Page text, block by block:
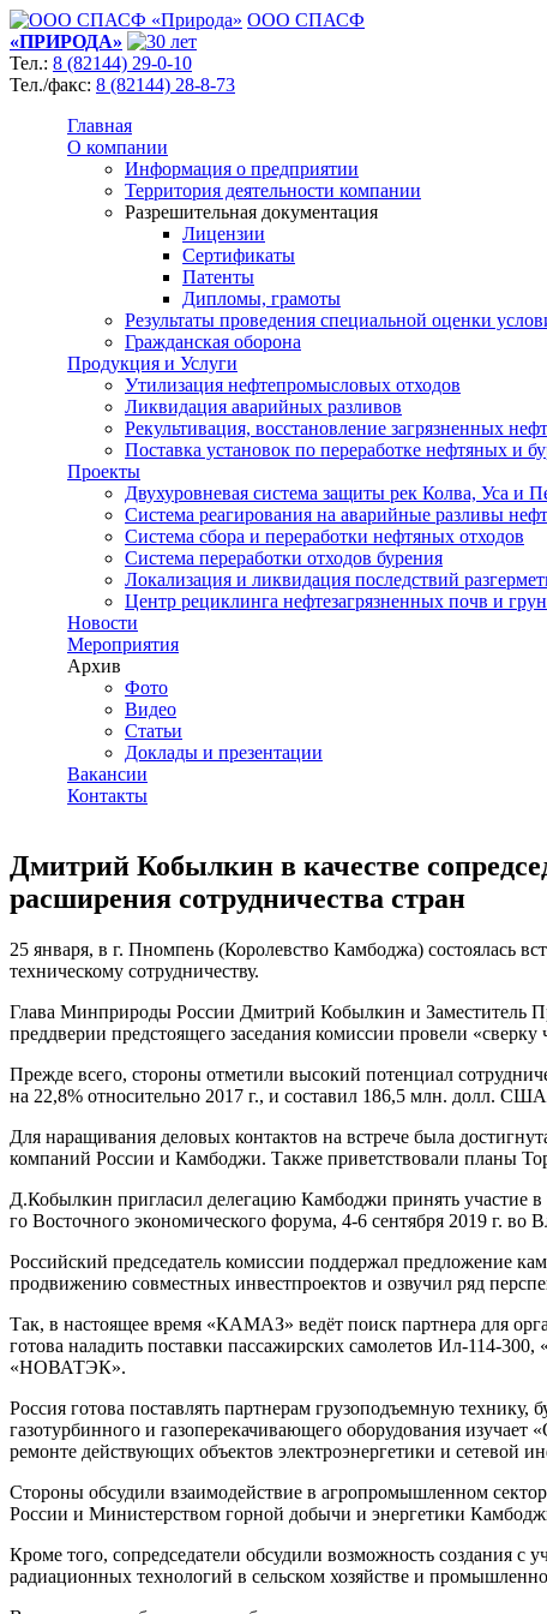
ООО СПАСФ
«ПРИРОДА»
Тел.: 8 (82144) 29-0-10
Тел./факс: 8 (82144) 28-8-73
Главная
О компании
Информация о предприятии
Территория деятельности компании
Разрешительная документация
Лицензии
Сертификаты
Патенты
Дипломы, грамоты
Результаты проведения специальной оценки
Гражданская оборона
Продукция и Услуги
Утилизация нефтепромысловых отходов
Ликвидация аварийных разливов
Рекультивация, восстановление загрязненных
Поставка установок по переработке нефтяных и
Проекты
Двухуровневая система защиты рек Колва, Уса и
Система реагирования на аварийные разливы
Система сбора и переработки нефтяных отходов
Система переработки отходов бурения
Локализация и ликвидация последствий
Центр рециклинга нефтезагрязненных почв и
Новости
Мероприятия
Архив
Фото
Видео
Статьи
Доклады и презентации
Вакансии
Контакты
Дмитрий Кобылкин в качестве
расширения сотрудничества стран
25 января, в г. Пномпень (Королевство Камбоджа) состоялась
техническому сотрудничеству.
Глава Минприроды России Дмитрий Кобылкин и Заместитель
преддверии предстоящего заседания комиссии провели
Прежде всего, стороны отметили высокий потенциал
на 22,8% относительно 2017 г., и составил 186,5 млн. долл.
Для наращивания деловых контактов на встрече была
компаний России и Камбоджи. Также приветствовали планы
Д.Кобылкин пригласил делегацию Камбоджи принять участие в
го Восточного экономического форума, 4-6 сентября 2019 г. во
Российский председатель комиссии поддержал предложение
продвижению совместных инвестпроектов и озвучил ряд
Так, в настоящее время «КАМАЗ» ведёт поиск партнера для
готова наладить поставки пассажирских самолетов Ил-114-
«НОВАТЭК».
Россия готова поставлять партнерам грузоподъемную
газотурбинного и газоперекачивающего оборудования
ремонте действующих объектов электроэнергетики и сетевой
Стороны обсудили взаимодействие в агропромышленном
России и Министерством горной добычи и энергетики
Кроме того, сопредседатели обсудили возможность создания
радиационных технологий в сельском хозяйстве и